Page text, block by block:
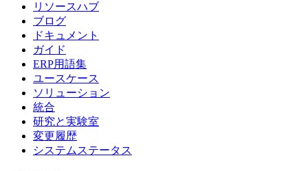
リソースハブ
ブログ
ドキュメント
ガイド
ERP用語集
ユースケース
ソリューション
統合
研究と実験室
変更履歴
システムステータス